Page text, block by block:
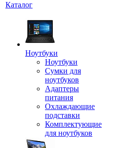
Каталог
Ноутбуки
Ноутбуки
Сумки для
ноутбуков
Адаптеры
питания
Охлаждающие
подставки
Комплектующие
для ноутбуков